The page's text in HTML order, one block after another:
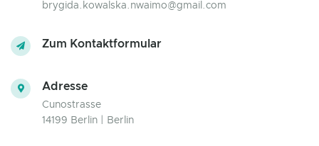
brygida.kowalska.nwaimo@gmail.com
Zum Kontaktformular
Adresse
Cunostrasse
14199 Berlin | Berlin